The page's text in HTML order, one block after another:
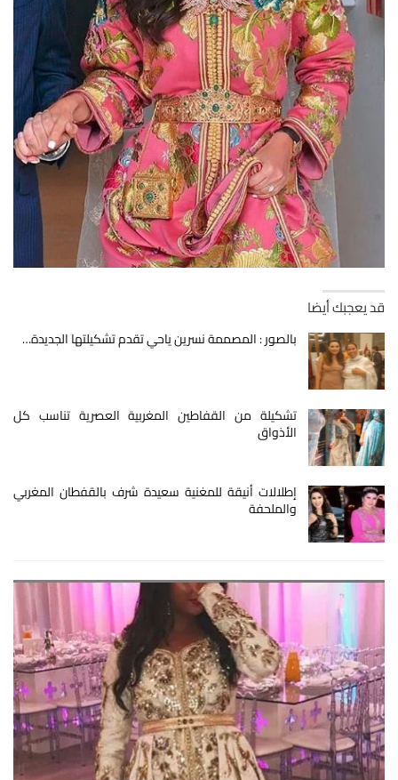
قد يعجبك أيضا
بالصور : المصممة نسرين ياحي تقدم تشكيلتها الجديدة…
تشكيلة من القفاطين المغربية العصرية تناسب كل
الأذواق
إطلالات أنيقة للمغنية سعيدة شرف بالقفطان المغربي
والملحفة